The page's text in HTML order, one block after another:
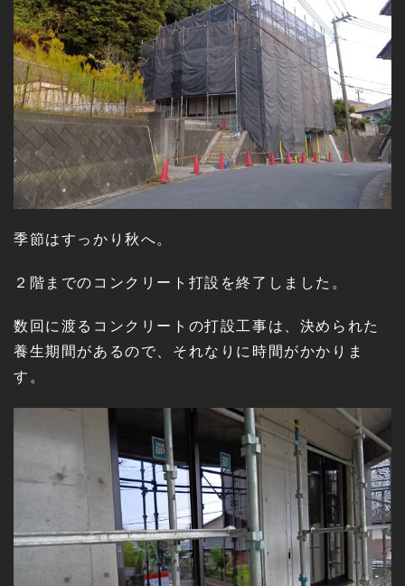
季節はすっかり秋へ。
２階までのコンクリート打設を終了しました。
数回に渡るコンクリートの打設工事は、決められた
養生期間があるので、それなりに時間がかかりま
す。